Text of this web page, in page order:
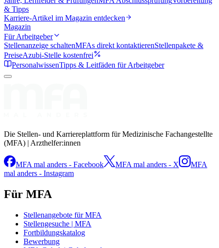
& Tipps
Karriere-Artikel im Magazin entdecken
Magazin
Für Arbeitgeber
Stellenanzeige schaltenMFAs direkt kontaktierenStellenpakete &
PreiseAzubi-Stelle kostenfrei
PersonalwissenTipps & Leitfäden für Arbeitgeber
Die Stellen- und Karriereplattform für Medizinische Fachangestellte
(MFA) | Arzthelfer:innen
MFA mal anders - Facebook MFA mal anders - X
MFA
mal anders - Instagram
Für MFA
Stellenangebote für MFA
Stellengesuche | MFA
Fortbildungskatalog
Bewerbung